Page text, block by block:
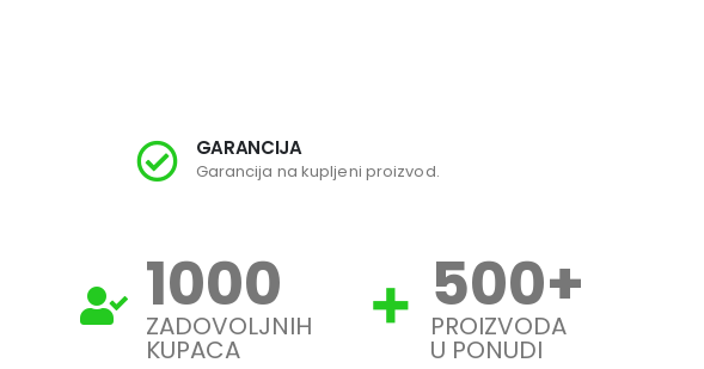
GARANCIJA
Garancija na kupljeni proizvod.
1000
ZADOVOLJNIH
KUPACA
500+
PROIZVODA
U PONUDI